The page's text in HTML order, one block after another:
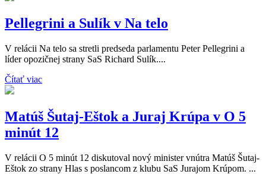
Pellegrini a Sulík v Na telo
V relácii Na telo sa stretli predseda parlamentu Peter Pellegrini a
líder opozičnej strany SaS Richard Sulík....
Čítať viac
Matúš Šutaj-Eštok a Juraj Krúpa v O 5
minút 12
V relácii O 5 minút 12 diskutoval nový minister vnútra Matúš Šutaj-
Eštok zo strany Hlas s poslancom z klubu SaS Jurajom Krúpom. ...